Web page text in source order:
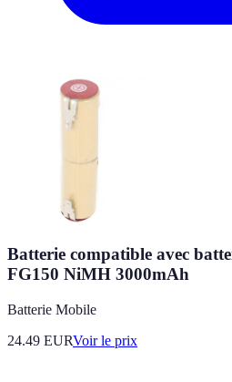
Batterie compatible avec
FG150 NiMH 3000mAh
Batterie Mobile
24.49 EURVoir le prix